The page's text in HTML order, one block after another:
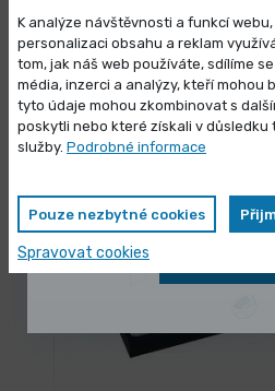
3 dny
Hladítko FESTA
120,17 Kč/ ks
145,41 Kč s DPH
K analýze návštěvnosti a funkcí
personalizaci obsahu a reklam
tom, jak náš web používáte, sdílíme
média, inzerci a analýzy, kteří mohou
tyto údaje mohou zkombinovat s
poskytli nebo které získali v důsledku
služby. Podrobné informace
Pouze nezbytné cookies
Spravovat cookies
Výprodej
Vybrané produkty